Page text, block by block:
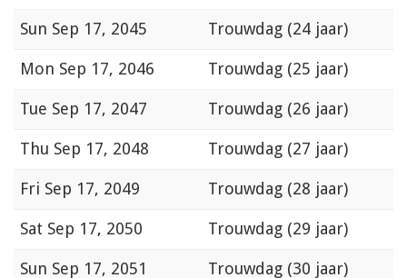
Sun Sep 17, 2045 Trouwdag (24 jaar)
Mon Sep 17, 2046 Trouwdag (25 jaar)
Tue Sep 17, 2047 Trouwdag (26 jaar)
Thu Sep 17, 2048 Trouwdag (27 jaar)
Fri Sep 17, 2049 Trouwdag (28 jaar)
Sat Sep 17, 2050 Trouwdag (29 jaar)
Sun Sep 17, 2051 Trouwdag (30 jaar)